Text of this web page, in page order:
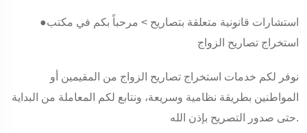
●استشارات قانونية متعلقة بتصاريح > مرحباً بكم في مكتب
استخراج تصاريح الزواج
نوفر لكم خدمات استخراج تصاريح الزواج من المقيمين أو
المواطنين بطريقة نظامية وسريعة، ونتابع لكم المعاملة من البداية
حتى صدور التصريح بإذن الله.